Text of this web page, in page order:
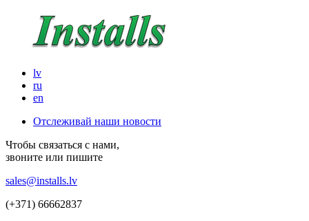
lv
ru
en
Отслеживай наши новости
Чтобы связаться с нами,
звоните или пишите
sales@installs.lv
(+371) 66662837